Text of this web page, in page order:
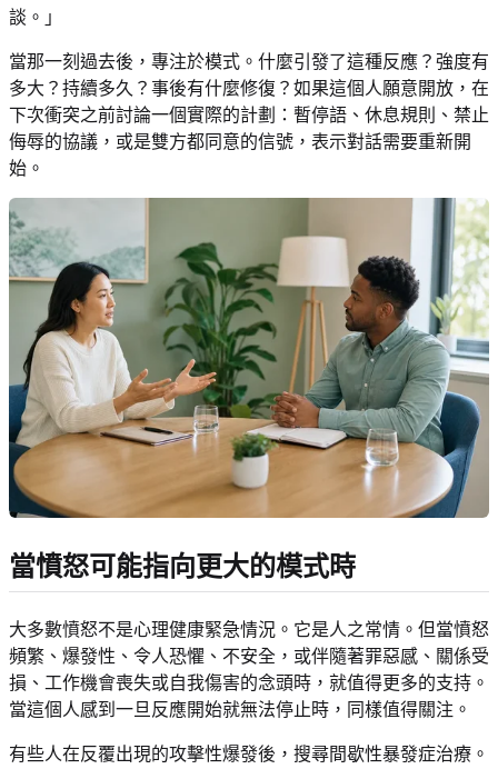
談。」
當那一刻過去後，專注於模式。什麼引發了這種反應？強度有
多大？持續多久？事後有什麼修復？如果這個人願意開放，在
下次衝突之前討論一個實際的計劃：暫停語、休息規則、禁止
侮辱的協議，或是雙方都同意的信號，表示對話需要重新開
始。
當憤怒可能指向更大的模式時
大多數憤怒不是心理健康緊急情況。它是人之常情。但當憤怒
頻繁、爆發性、令人恐懼、不安全，或伴隨著罪惡感、關係受
損、工作機會喪失或自我傷害的念頭時，就值得更多的支持。
當這個人感到一旦反應開始就無法停止時，同樣值得關注。
有些人在反覆出現的攻擊性爆發後，搜尋間歇性暴發症治療。